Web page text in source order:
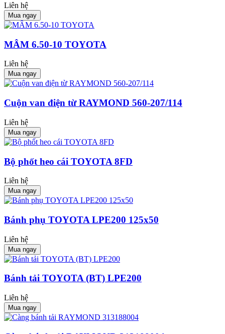
Liên hệ
Mua ngay
MÂM 6.50-10 TOYOTA
Liên hệ
Mua ngay
Cuộn van điện từ RAYMOND 560-207/114
Liên hệ
Mua ngay
Bộ phốt heo cái TOYOTA 8FD
Liên hệ
Mua ngay
Bánh phụ TOYOTA LPE200 125x50
Liên hệ
Mua ngay
Bánh tải TOYOTA (BT) LPE200
Liên hệ
Mua ngay